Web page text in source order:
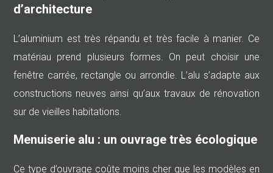
d’architecture
L’aluminium est très répandu et très facile à manier. Ce
matériau prend plusieurs formes. On peut choisir une
fenêtre carrée, rectangle ou arrondie. L’alu s’adapte aux
constructions neuves ainsi qu’aux travaux de rénovation
sur de vieilles habitations.
Menuiserie alu : un ouvrage très écologique
Ce type d’ouvrage coûte moins cher que les modèles en